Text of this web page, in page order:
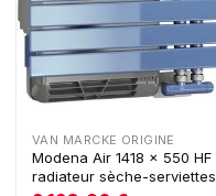
VAN MARCKE ORIGINE
Modena Air 1418 x 550 HF
radiateur sèche-serviettes